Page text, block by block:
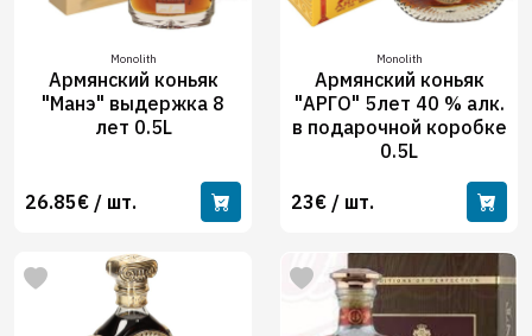
Monolith
Армянский коньяк
"Манэ" выдержка 8
лет 0.5L
26.85€ / шт.
Monolith
Армянский коньяк
"АРГО" 5лет 40 % алк.
в подарочной коробке
0.5L
23€ / шт.